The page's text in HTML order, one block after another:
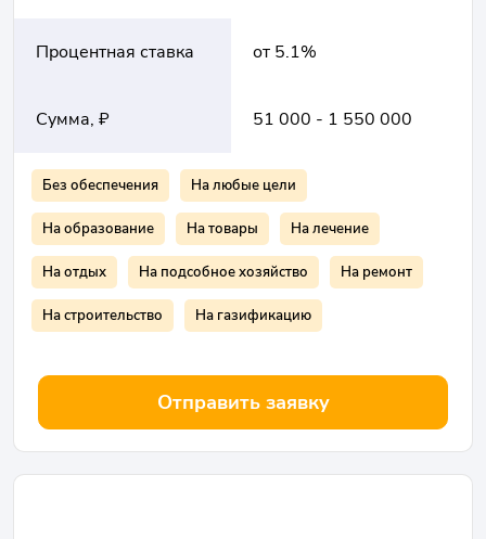
Процентная ставка от 5.1%
Сумма, ₽ 51 000 - 1 550 000
Без обеспечения На любые цели
На образование На товары На лечение
На отдых На подсобное хозяйство На ремонт
На строительство На газификацию
Отправить заявку